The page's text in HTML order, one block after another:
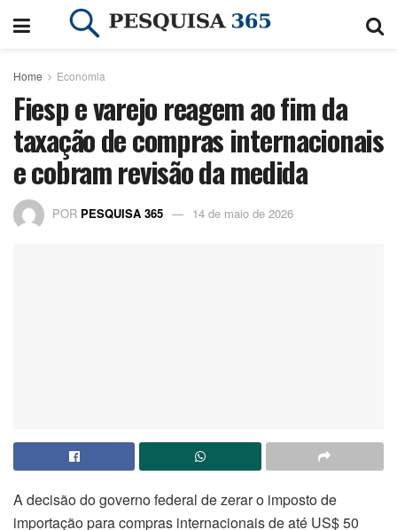
Home Economia
Fiesp e varejo reagem ao fim da
taxação de compras internacionais
e cobram revisão da medida
POR PESQUISA 365 14 de maio de 2026
A decisão do governo federal de zerar o imposto de
importação para compras internacionais de até US$ 50